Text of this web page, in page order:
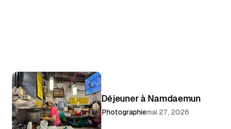
Déjeuner à Namdaemun
Photographiemai 27, 2026